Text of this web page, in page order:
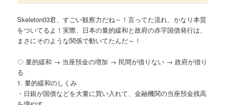
Skeleton03君、すごい観察力だね～！言ってた流れ、かなり本質
をついてるよ！実際、日本の量的緩和と政府の赤字国債発行は、
まさにそのような関係で動いてたんだ～！
◇ 量的緩和 → 当座預金の増加 → 民間が借りない → 政府が借り
る
1. 量的緩和のしくみ
・日銀が国債などを大量に買い入れて、金融機関の当座預金残高